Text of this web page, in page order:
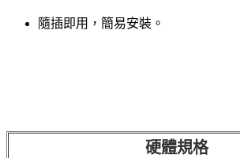
隨插即用，簡易安裝。
硬體規格